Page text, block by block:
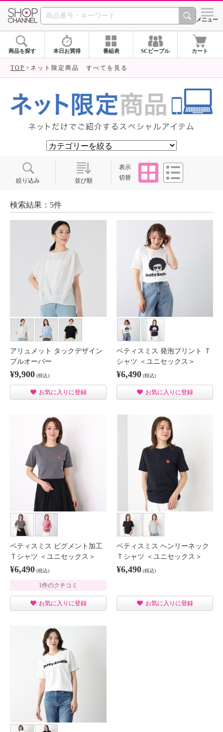
SHOP CHANNEL ショッ
メニュー
商品を探す 本日お買得 番組表 SCピープル カート
TOP ネット限定商品 すべてを見る
絞り込み 並び順
表示
切替
タイル
検索結果：5件
アリュメット タックデザイン
プルオーバー
¥9,900 (税込)
お気に入りに登録
ベティスミス 発泡プリント Ｔ
シャツ ＜ユニセックス＞
¥6,490 (税込)
お気に入りに登録
ベティスミス ピグメント加工
Ｔシャツ ＜ユニセックス＞
¥6,490 (税込)
1件のクチコミ
お気に入りに登録
ベティスミス ヘンリーネック
Ｔシャツ ＜ユニセックス＞
¥6,490 (税込)
お気に入りに登録